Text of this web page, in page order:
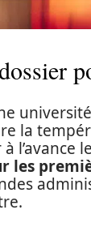
la
l’avance
les